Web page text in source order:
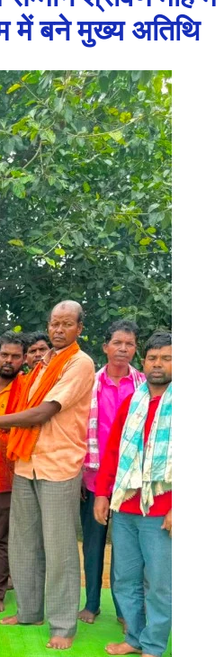
में बने मुख्य अतिथि